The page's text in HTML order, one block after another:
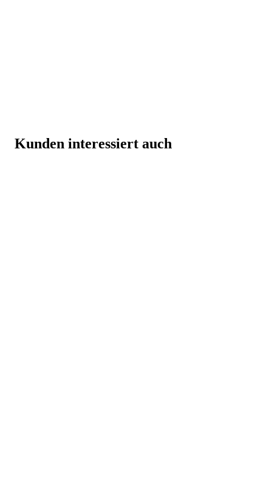
Kunden interessiert auch